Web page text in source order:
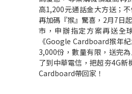
高1,200元通話金大方送；
再加碼『猴』驚喜，2月7日
市，申辦指定方案再送全
《Google Cardboard猴年
3,000份，數量有限，送完
了到中華電信，把超夯4G
Cardboard帶回家！